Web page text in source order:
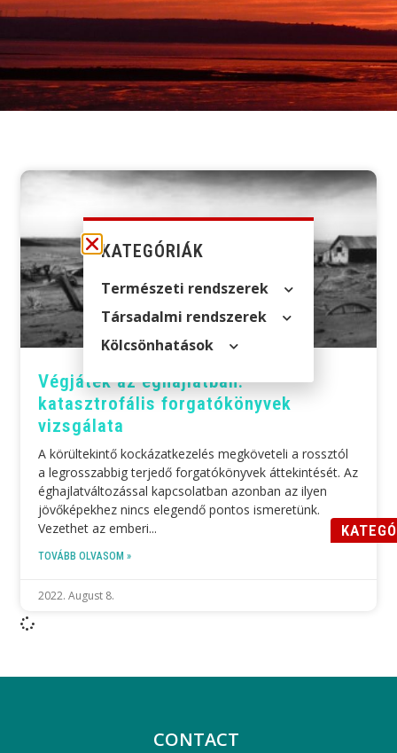
Végjáték az éghajlatban:
katasztrofális forgatókönyvek
vizsgálata
A körültekintő kockázatkezelés megköveteli a rossztól
a legrosszabbig terjedő forgatókönyvek áttekintését. Az
éghajlatváltozással kapcsolatban azonban az ilyen
jövőképekhez nincs elegendő pontos ismeretünk.
Vezethet az emberi
TOVÁBB OLVASOM »
2022. August 8.
CONTACT
KATEGÓRIÁK
Természeti rendszerek
Társadalmi rendszerek
Kölcsön­hatások